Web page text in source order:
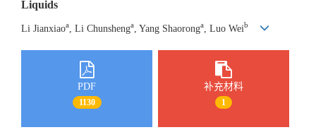
Liquids
Li Jianxiaoa , Li Chunshenga , Yang Shaoronga , Luo Weib
PDF
1130
补充材料
1